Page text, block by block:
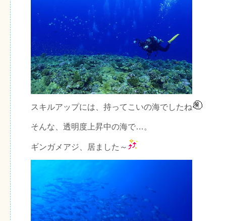
スキルアップには、持ってこいの海でしたね
そんな、透明度上昇中の海で…。
ギンガメアジ、居ました～